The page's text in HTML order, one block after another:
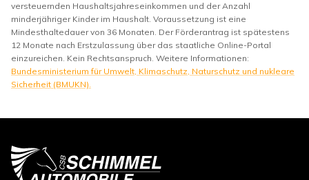
versteuernden Haushaltsjahreseinkommen und der Anzahl
minderjähriger Kinder im Haushalt. Voraussetzung ist eine
Mindesthaltedauer von 36 Monaten. Der Förderantrag ist spätestens
12 Monate nach Erstzulassung über das staatliche Online-Portal
einzureichen. Kein Rechtsanspruch. Weitere Informationen:
Bundesministerium für Umwelt, Klimaschutz, Naturschutz und nukleare
Sicherheit (BMUKN).